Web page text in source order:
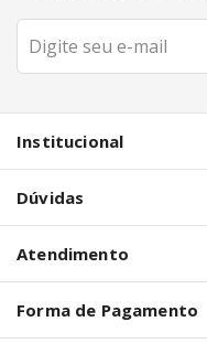
Institucional
Dúvidas
Atendimento
Forma de Pagamento